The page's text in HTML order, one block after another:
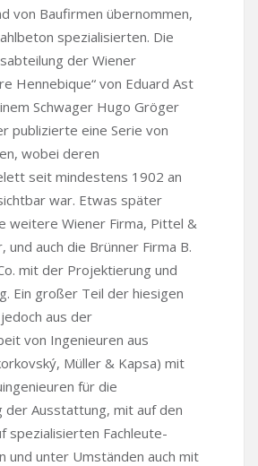
von Baufirmen übernommen,
spezialisierten. Die
der Wiener
Hennebique“ von Eduard Ast
Schwager Hugo Gröger
publizierte eine Serie von
wobei deren
seit mindestens 1902 an
war. Etwas später
weitere Wiener Firma, Pittel &
auch die Brünner Firma B.
mit der Projektierung und
Ein großer Teil der hiesigen
aus der
von Ingenieuren aus
Müller & Kapsa) mit
für die
der Ausstattung, mit auf den
spezialisierten Fachleute-
und unter Umständen auch mit